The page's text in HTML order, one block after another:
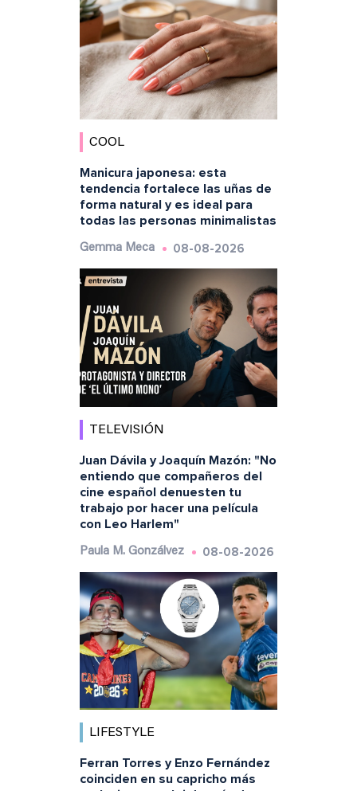
COOL
Manicura japonesa: esta
tendencia fortalece las uñas de
forma natural y es ideal para
todas las personas minimalistas
Gemma Meca 08-08-2026
TELEVISIÓN
Juan Dávila y Joaquín Mazón: "No
entiendo que compañeros del
cine español denuesten tu
trabajo por hacer una película
con Leo Harlem"
Paula M. Gonzálvez 08-08-2026
LIFESTYLE
Ferran Torres y Enzo Fernández
coinciden en su capricho más